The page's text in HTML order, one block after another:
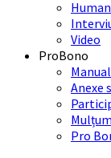
Video
ProBono
Anexe
Pro